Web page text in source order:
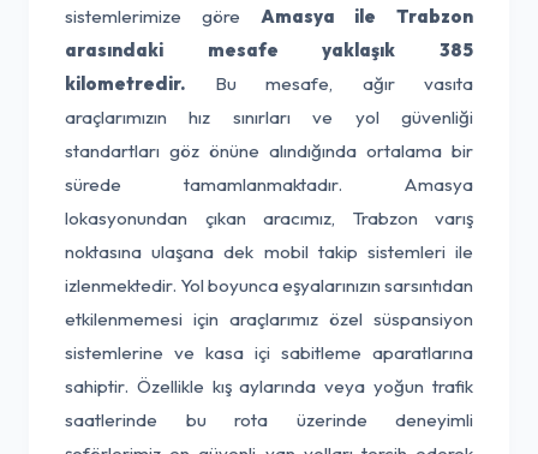
sistemlerimize göre Amasya ile Trabzon
arasındaki mesafe yaklaşık 385
kilometredir. Bu mesafe, ağır vasıta
araçlarımızın hız sınırları ve yol güvenliği
standartları göz önüne alındığında ortalama bir
sürede tamamlanmaktadır. Amasya
lokasyonundan çıkan aracımız, Trabzon varış
noktasına ulaşana dek mobil takip sistemleri ile
izlenmektedir. Yol boyunca eşyalarınızın sarsıntıdan
etkilenmemesi için araçlarımız özel süspansiyon
sistemlerine ve kasa içi sabitleme aparatlarına
sahiptir. Özellikle kış aylarında veya yoğun trafik
saatlerinde bu rota üzerinde deneyimli